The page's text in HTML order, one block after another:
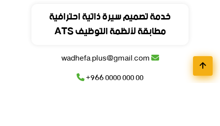
خدمة تصميم سيرة ذاتية احترافية
مطابقة لأنظمة التوظيف ATS
المملكة العربية السعودية
+966 0000 000 00